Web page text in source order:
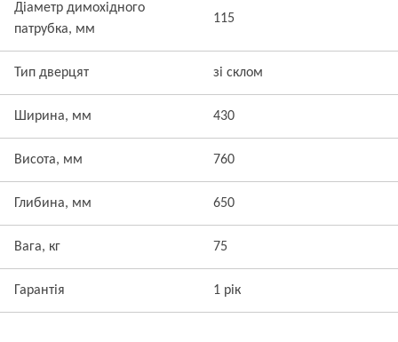
Діаметр димохідного
патрубка, мм
115
Тип дверцят зі склом
Ширина, мм 430
Висота, мм 760
Глибина, мм 650
Вага, кг 75
Гарантія 1 рік